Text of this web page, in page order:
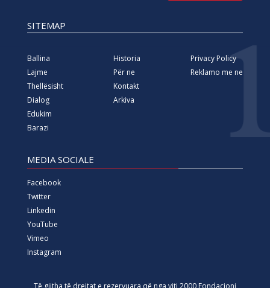
SITEMAP
Ballina
Lajme
Thellësisht
Dialog
Edukim
Barazi
Historia
Për ne
Kontakt
Arkiva
Privacy Policy
Reklamo me ne
MEDIA SOCIALE
Facebook
Twitter
Linkedin
YouTube
Vimeo
Instagram